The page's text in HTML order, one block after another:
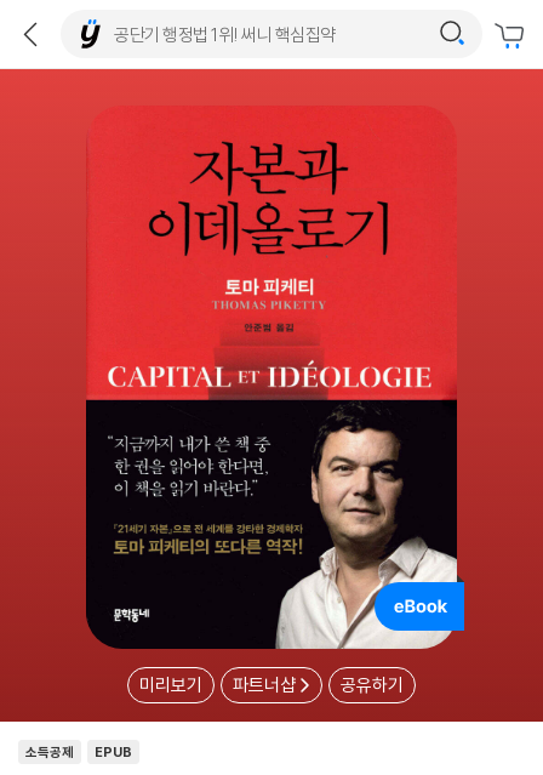
미리보기 파트너샵 공유하기
소득공제 EPUB